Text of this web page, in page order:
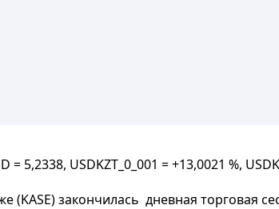
5,2338, USDKZT_0_001 = +13,0021 %,
(KASE) закончилась дневная торговая